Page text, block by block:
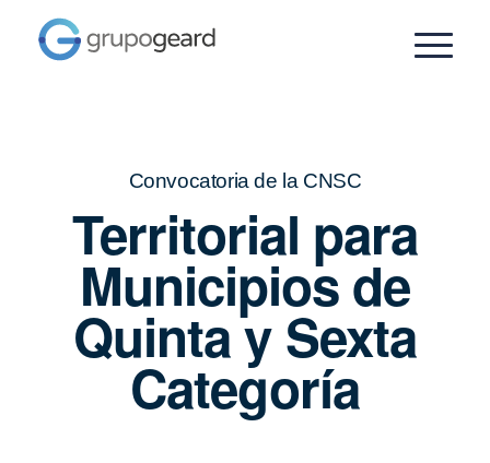
Convocatoria de la CNSC
Territorial para
Municipios de
Quinta y Sexta
Categoría